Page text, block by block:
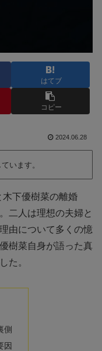
はてブ
コピー
2024.06.28
います。
下優樹菜の離婚
二人は理想の夫婦と
由について多くの憶
樹菜自身が語った真
た。
側
因